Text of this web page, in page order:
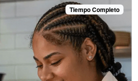
Tiempo Completo